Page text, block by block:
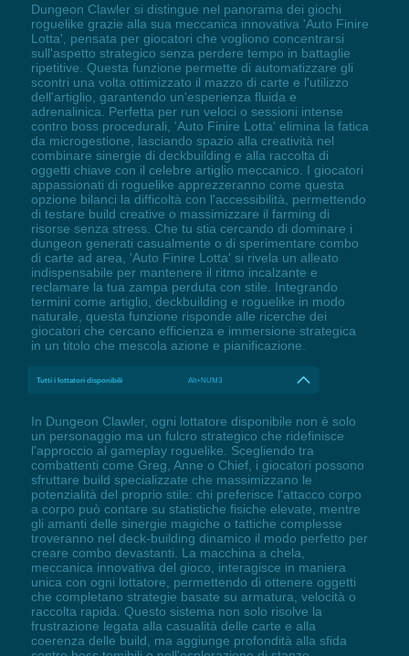
Dungeon Clawler si distingue nel panorama dei giochi
roguelike grazie alla sua meccanica innovativa 'Auto Finire
Lotta', pensata per giocatori che vogliono concentrarsi
sull'aspetto strategico senza perdere tempo in battaglie
ripetitive. Questa funzione permette di automatizzare gli
scontri una volta ottimizzato il mazzo di carte e l'utilizzo
dell'artiglio, garantendo un'esperienza fluida e
adrenalinica. Perfetta per run veloci o sessioni intense
contro boss procedurali, 'Auto Finire Lotta' elimina la fatica
da microgestione, lasciando spazio alla creatività nel
combinare sinergie di deckbuilding e alla raccolta di
oggetti chiave con il celebre artiglio meccanico. I giocatori
appassionati di roguelike apprezzeranno come questa
opzione bilanci la difficoltà con l'accessibilità, permettendo
di testare build creative o massimizzare il farming di
risorse senza stress. Che tu stia cercando di dominare i
dungeon generati casualmente o di sperimentare combo
di carte ad area, 'Auto Finire Lotta' si rivela un alleato
indispensabile per mantenere il ritmo incalzante e
reclamare la tua zampa perduta con stile. Integrando
termini come artiglio, deckbuilding e roguelike in modo
naturale, questa funzione risponde alle ricerche dei
giocatori che cercano efficienza e immersione strategica
in un titolo che mescola azione e pianificazione.
Tutti i lottatori disponibili Alt+NUM3
In Dungeon Clawler, ogni lottatore disponibile non è solo
un personaggio ma un fulcro strategico che ridefinisce
l'approccio al gameplay roguelike. Scegliendo tra
combattenti come Greg, Anne o Chief, i giocatori possono
sfruttare build specializzate che massimizzano le
potenzialità del proprio stile: chi preferisce l'attacco corpo
a corpo può contare su statistiche fisiche elevate, mentre
gli amanti delle sinergie magiche o tattiche complesse
troveranno nel deck-building dinamico il modo perfetto per
creare combo devastanti. La macchina a chela,
meccanica innovativa del gioco, interagisce in maniera
unica con ogni lottatore, permettendo di ottenere oggetti
che completano strategie basate su armatura, velocità o
raccolta rapida. Questo sistema non solo risolve la
frustrazione legata alla casualità delle carte e alla
coerenza delle build, ma aggiunge profondità alla sfida